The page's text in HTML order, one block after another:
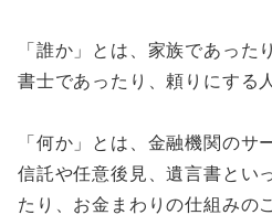
「誰か」とは、家族であった
書士であったり、頼りにする
「何か」とは、金融機関のサ
信託や任意後見、遺言書とい
たり、お金まわりの仕組みの